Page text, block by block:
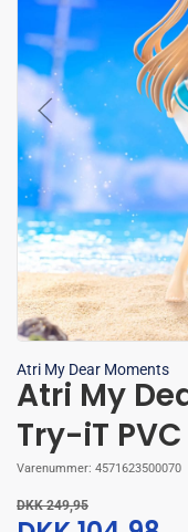
Atri My Dear Moments
Atri My
Try-iT
Varenummer: 4571623500070
DKK 249,95